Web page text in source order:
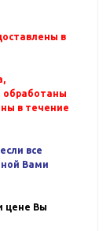
в
обработаны
в течение
все
Вами
цене Вы